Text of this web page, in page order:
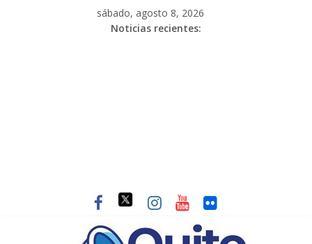
sábado, agosto 8, 2026
Noticias recientes: